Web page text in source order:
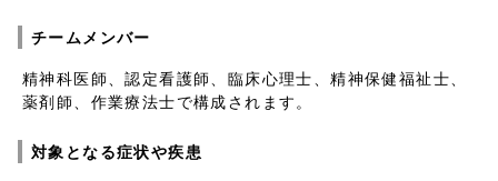
チームメンバー
精神科医師、認定看護師、臨床心理士、精神保健福祉士、
薬剤師、作業療法士で構成されます。
対象となる症状や疾患